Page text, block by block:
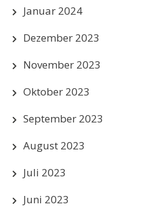
Januar 2024
Dezember 2023
November 2023
Oktober 2023
September 2023
August 2023
Juli 2023
Juni 2023